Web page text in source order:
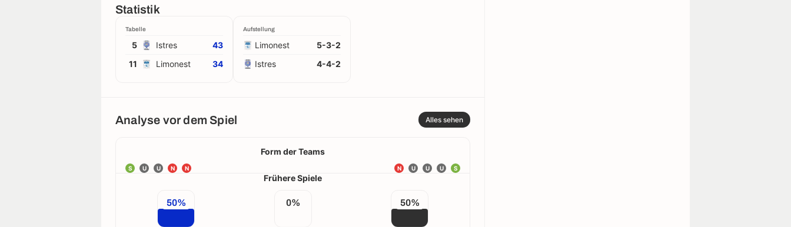
Statistik
Tabelle
5 Istres
43
11
Limonest 34
Aufstellung
Limonest
5-3-2
Istres
4-4-2
Analyse vor dem Spiel Alles sehen
Form der Teams
S U U N N S
U
U
U
N
Frühere Spiele
50% 0% 50%